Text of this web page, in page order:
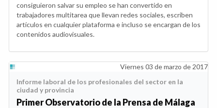
consiguieron salvar su empleo se han convertido en
trabajadores multitarea que llevan redes sociales, escriben
artículos en cualquier plataforma e incluso se encargan de los
contenidos audiovisuales.
Viernes 03 de marzo de 2017
Informe laboral de los profesionales del sector en la
ciudad y provincia
Primer Observatorio de la Prensa de Málaga